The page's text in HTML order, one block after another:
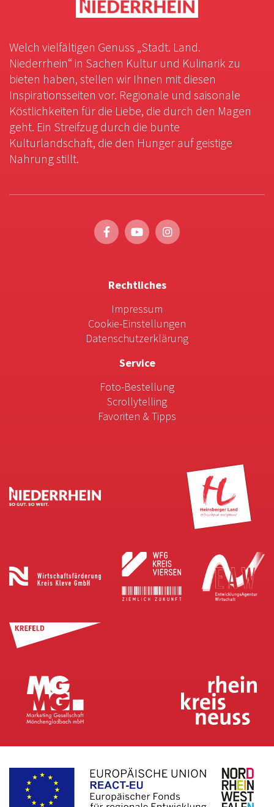
Welch vielfältigen Genuss „Stadt. Land.
Niederrhein“ in Sachen Kultur und Kulinarik zu
bieten haben, stellen wir Ihnen mit diesen
Inspirationsseiten vor. Regionale und saisonale
Köstlichkeiten für die Liebe, die durch den Magen
geht. Ein Streifzug durch die bunte
Kulturlandschaft, die den Hunger auf geistige
Nahrung stillt.
Rechtliches
Impressum
Cookie-Einstellungen
Datenschutzerklärung
Service
Foto-Bestellung
Scrollytelling
Favoriten & Tipps